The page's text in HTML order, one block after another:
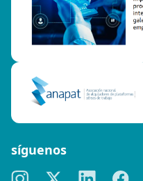
síguenos